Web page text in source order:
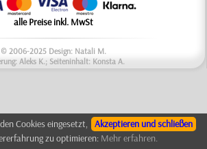
alle Preise inkl. MwSt
© 2006-2025 Design: Natali M.
Aleks K.; Seiteninhalt: Konsta A.
Akzeptieren und schließen
Cookies eingesetzt,
zu optimieren: Mehr erfahren.